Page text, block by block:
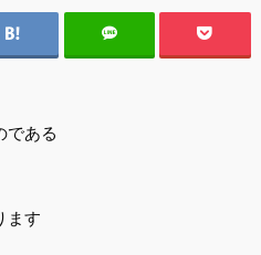
である
ます